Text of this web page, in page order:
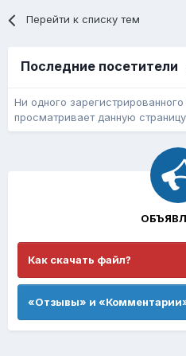
Перейти к списку тем
Последние посетители
Ни одного
просматривает данную страницу
Как скачать файл?
«Отзывы» и